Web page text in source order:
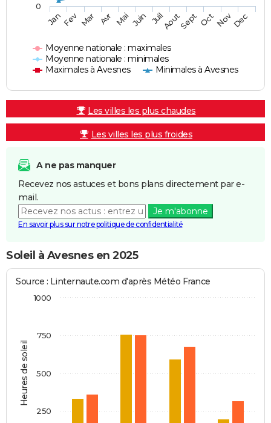
Moyenne nationale : maximales
Moyenne nationale : minimales
Maximales à Avesnes
Minimales à Avesnes
JanFev Mar Avr Mai Juin JuilAoutSept OctNovDec
0
Les villes les plus chaudes
Les villes les plus froides
A ne pas manquer
Recevez nos astuces et bons plans directement par e-
mail.
Je m'abonne
En savoir plus sur notre politique de confidentialité
Soleil à Avesnes en 2025
Heures de soleil
Source : Linternaute.com d'après Météo France
250
500
750
1000